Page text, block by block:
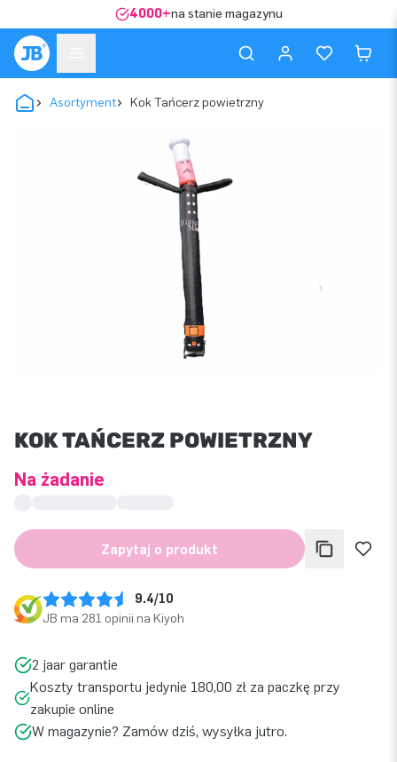
4000+na stanie magazynu
Asortyment Kok Tańcerz powietrzny
KOK TAŃCERZ POWIETRZNY
Na żądanie
Zapytaj o produkt
9.4/10
JB ma 281 opinii na Kiyoh
2 jaar garantie
Koszty transportu jedynie 180,00 zł za paczkę przy
zakupie online
W magazynie? Zamów dziś, wysyłka jutro.